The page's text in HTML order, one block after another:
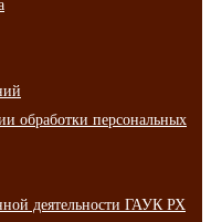
обработки персональных
деятельности ГАУК РХ